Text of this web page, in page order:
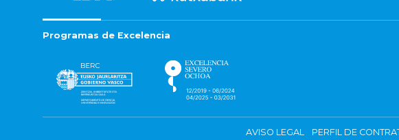
Programas de Excelencia
AVISO LEGAL PERFIL DE